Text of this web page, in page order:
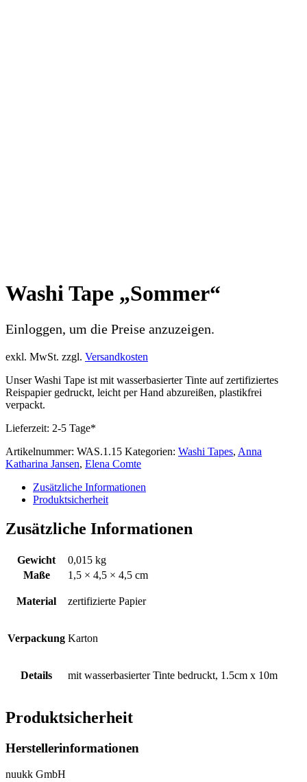
Washi Tape „Sommer“
Einloggen, um die Preise anzuzeigen.
exkl. MwSt. zzgl. Versandkosten
Unser Washi Tape ist mit wasserbasierter Tinte auf zertifiziertes
Reispapier gedruckt, leicht per Hand abzureißen, plastikfrei
verpackt.
Lieferzeit: 2-5 Tage*
Artikelnummer: WAS.1.15 Kategorien: Washi Tapes, Anna
Katharina Jansen, Elena Comte
Zusätzliche Informationen
Produktsicherheit
Zusätzliche Informationen
Gewicht
0,015 kg
Maße
1,5 × 4,5 × 4,5 cm
Material zertifizierte Papier
Verpackung Karton
Details mit wasserbasierter Tinte bedruckt, 1.5cm x 10m
Produktsicherheit
Herstellerinformationen
nuukk GmbH